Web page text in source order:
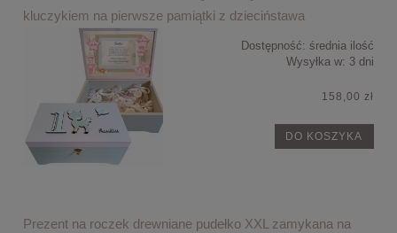
kluczykiem na pierwsze pamiątki z dzieciństawa
Dostępność: średnia ilość
Wysyłka w: 3 dni
158,00 zł
DO KOSZYKA
Prezent na roczek drewniane pudełko XXL zamykana na